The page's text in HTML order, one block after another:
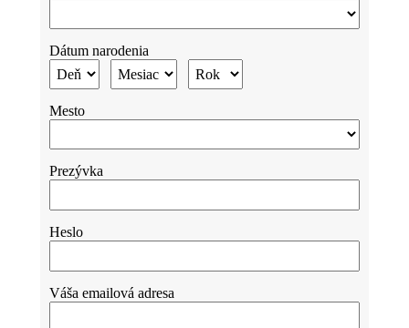
Dátum narodenia
Mesto
Prezývka
Heslo
Váša emailová adresa